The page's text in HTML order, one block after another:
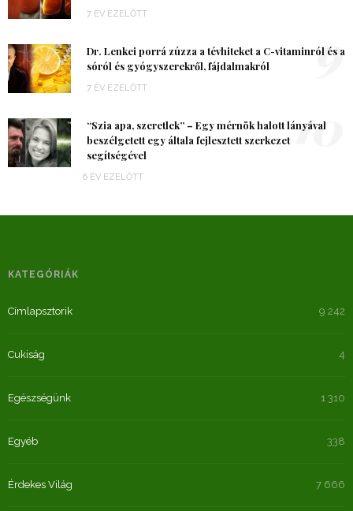
7 ÉV EZELŐTT
Dr. Lenkei porrá zúzza a tévhiteket a C-vitaminról és a
sóról és gyógyszerekről, fájdalmakról
7 ÉV EZELŐTT
9
“Szia apa, szeretlek” – Egy mérnök halott lányával
beszélgetett egy általa fejlesztett szerkezet
segítségével
6 ÉV EZELŐTT
10
KATEGÓRIÁK
Címlapsztorik 9 242
Cukiság 4
Egészségünk 1 310
Egyéb 338
Érdekes Világ 7 666